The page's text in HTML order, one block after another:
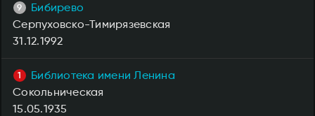
Бибирево
Серпуховско-Тимирязевская
31.12.1992
Библиотека имени Ленина
Сокольническая
15.05.1935